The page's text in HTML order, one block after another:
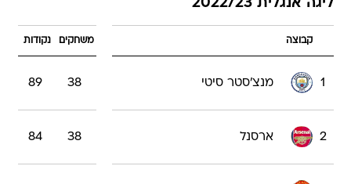
ליגה אנגלית 2022/23
קבוצה משחקים נקודות
1 מנצ'סטר סיטי 38
89
2 ארסנל 38
84